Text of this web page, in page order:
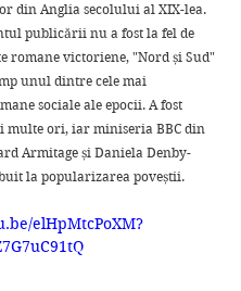
din Anglia secolului al XIX-lea.
publicării nu a fost la fel de
romane victoriene, "Nord și Sud"
unul dintre cele mai
sociale ale epocii. A fost
multe ori, iar miniseria BBC din
Armitage și Daniela Denby-
la popularizarea poveștii.
elHpMtcPoXM?